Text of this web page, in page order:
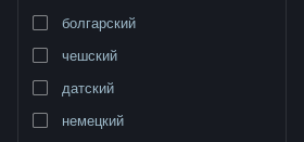
болгарский
чешский
датский
немецкий